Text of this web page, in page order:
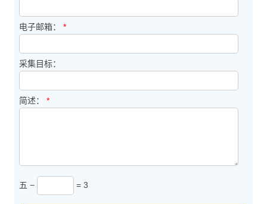
电子邮箱： *
采集目标：
简述： *
五 − = 3